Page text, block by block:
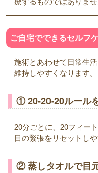
ご自宅でできるセルフ
施術とあわせて日常生
維持しやすくなります。
① 20-20-20ルール
20分ごとに、20フィー
目の緊張をリセットしや
② 蒸しタオルで目